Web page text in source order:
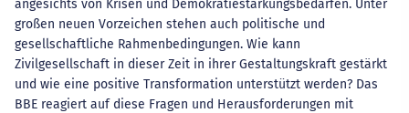
angesichts von Krisen und Demokratiestärkungsbedarfen. Unter
großen neuen Vorzeichen stehen auch politische und
gesellschaftliche Rahmenbedingungen. Wie kann
Zivilgesellschaft in dieser Zeit in ihrer Gestaltungskraft gestärkt
und wie eine positive Transformation unterstützt werden? Das
BBE reagiert auf diese Fragen und Herausforderungen mit